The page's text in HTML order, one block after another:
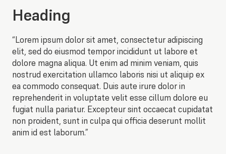
Heading
“Lorem ipsum dolor sit amet, consectetur adipiscing
elit, sed do eiusmod tempor incididunt ut labore et
dolore magna aliqua. Ut enim ad minim veniam, quis
nostrud exercitation ullamco laboris nisi ut aliquip ex
ea commodo consequat. Duis aute irure dolor in
reprehenderit in voluptate velit esse cillum dolore eu
fugiat nulla pariatur. Excepteur sint occaecat cupidatat
non proident, sunt in culpa qui officia deserunt mollit
anim id est laborum.”